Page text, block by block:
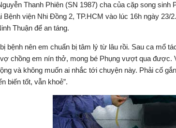
Thanh Phiên (SN 1987) cha của cặp song sinh
Bệnh viện Nhi Đồng 2, TP.HCM vào lúc 16h ngày 23/
Thuận để an táng.
bệnh nên em chuẩn bị tâm lý từ lâu rồi. Sau ca mổ
chồng em nín thở, mong bé Phụng vượt qua được.
và không muốn ai nhắc tới chuyện này. Phải cố
biến tốt, vẫn khoẻ”.